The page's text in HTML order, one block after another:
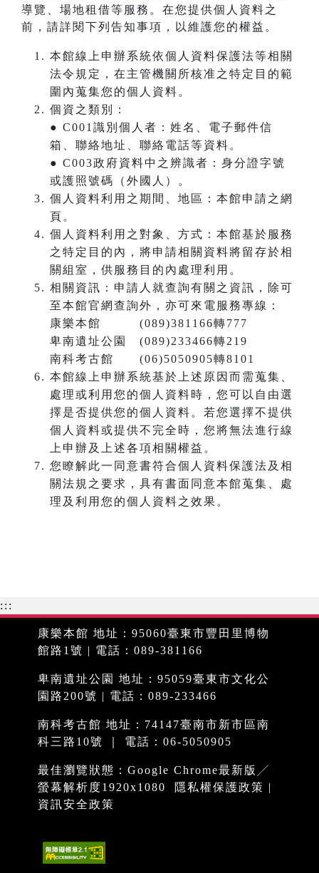
導覽、場地租借等服務。在您提供個人資料之
前，請詳閱下列告知事項，以維護您的權益。
本館線上申辦系統依個人資料保護法等相關
法令規定，在主管機關所核准之特定目的範
圍內蒐集您的個人資料。
個資之類別：
● C001識別個人者：姓名、電子郵件信
箱、聯絡地址、聯絡電話等資料。
● C003政府資料中之辨識者：身分證字號
或護照號碼（外國人）。
個人資料利用之期間、地區：本館申請之網
頁。
個人資料利用之對象、方式：本館基於服務
之特定目的內，將申請相關資料將留存於相
關組室，供服務目的內處理利用。
相關資訊：申請人就查詢有關之資訊，除可
至本館官網查詢外，亦可來電服務專線：
康樂本館 (089)381166轉777
卑南遺址公園 (089)233466轉219
南科考古館 (06)5050905轉8101
本館線上申辦系統基於上述原因而需蒐集、
處理或利用您的個人資料時，您可以自由選
擇是否提供您的個人資料。若您選擇不提供
個人資料或提供不完全時，您將無法進行線
上申辦及上述各項相關權益。
您瞭解此一同意書符合個人資料保護法及相
關法規之要求，具有書面同意本館蒐集、處
理及利用您的個人資料之效果。
:::
康樂本館 地址：95060臺東市豐田里博物
館路1號 | 電話：089-381166
卑南遺址公園 地址：95059臺東市文化公
園路200號 | 電話：089-233466
南科考古館 地址：74147臺南市新市區南
科三路10號 ｜ 電話：06-5050905
最佳瀏覽狀態：Google Chrome最新版╱
螢幕解析度1920x1080
隱私權保護政策 |
資訊安全政策